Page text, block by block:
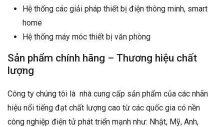
Hệ thống các giải pháp thiết bị điện thông minh, smart
home
Hệ thống máy móc thiết bị văn phòng
Sản phẩm chính hãng – Thương hiệu chất
lượng
Công ty chúng tôi là nhà cung cấp sản phẩm của các nhãn
hiệu nổi tiếng đạt chất lượng cao từ các quốc gia có nền
công nghiệp điện tử phát triển mạnh như: Nhật, Mỹ, Anh,